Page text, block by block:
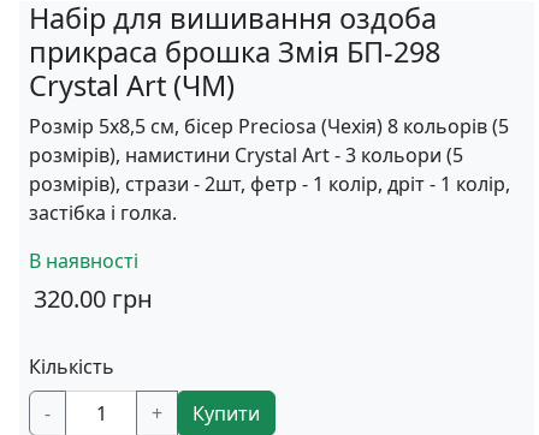
Набір для вишивання оздоба
прикраса брошка Змія БП-298
Crystal Art (ЧМ)
Розмір 5х8,5 см, бісер Preciosa (Чехія) 8 кольорів (5
розмірів), намистини Crystal Art - 3 кольори (5
розмірів), стрази - 2шт, фетр - 1 колір, дріт - 1 колір,
застібка і голка.
В наявності
320.00 грн
Кількість
-
+ Купити